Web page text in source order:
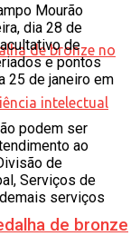
de bronze
Mourão
dia 28 de
de
e pontos
25 de janeiro em
podem ser
ao
de
Serviços de
serviços